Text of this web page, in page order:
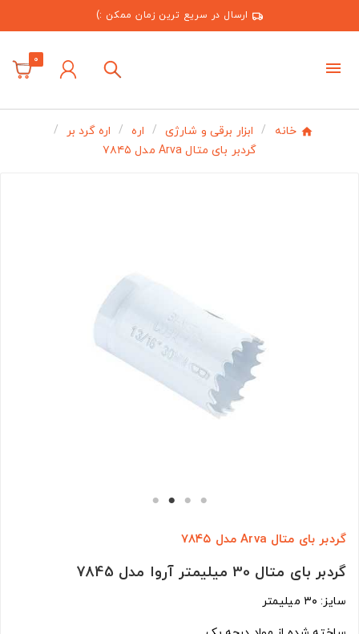
ارسال در سریع ترین زمان ممکن :)
0
خانه ابزار برقی و شارژی اره
اره گرد بر
گردبر بای متال Arva مدل ۷۸۴۵
گردبر بای متال Arva مدل ۷۸۴۵
گردبر بای متال 30 میلیمتر آروا مدل 7845
سایز: ۳۰ میلیمتر